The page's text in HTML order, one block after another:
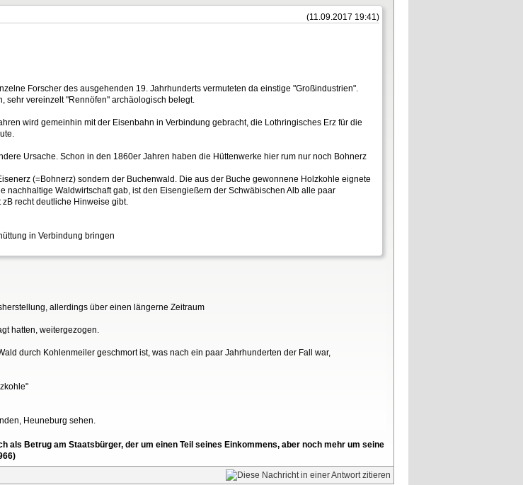
(11.09.2017 19:41)
Forscher des ausgehenden 19. Jahrhunderts vermuteten da einstige "Großindustrien".
sehr vereinzelt "Rennöfen" archäologisch belegt.
wird gemeinhin mit der Eisenbahn in Verbindung gebracht, die Lothringisches Erz für die
Ursache. Schon in den 1860er Jahren haben die Hüttenwerke hier rum nur noch Bohnerz
(=Bohnerz) sondern der Buchenwald. Die aus der Buche gewonnene Holzkohle eignete
Waldwirtschaft gab, ist den Eisengießern der Schwäbischen Alb alle paar
recht deutliche Hinweise gibt.
in Verbindung bringen
allerdings über einen längerne Zeitraum
hatten, weitergezogen.
durch Kohlenmeiler geschmort ist, was nach ein paar Jahrhunderten der Fall war,
Heuneburg sehen.
Betrug am Staatsbürger, der um einen Teil seines Einkommens, aber noch mehr um seine